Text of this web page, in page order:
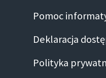
Pomoc
Deklaracja
Polityka